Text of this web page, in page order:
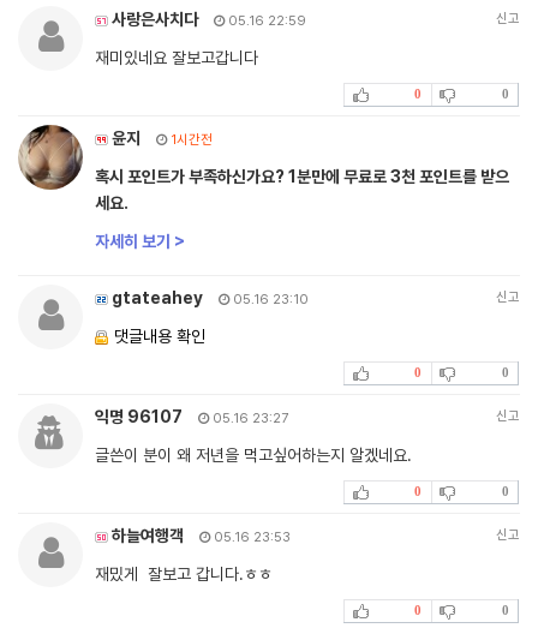
사랑은사치다 05.16 22:59 신고
재미있네요 잘보고갑니다
0 0
윤지 1시간전
혹시 포인트가 부족하신가요? 1분만에 무료로 3천 포인트를 받으
세요.
자세히 보기 >
gtateahey 05.16 23:10 신고
댓글내용 확인
0 0
익명 96107 05.16 23:27 신고
글쓴이 분이 왜 저년을 먹고싶어하는지 알겠네요.
0 0
하늘여행객 05.16 23:53 신고
재밌게 잘보고 갑니다.ㅎㅎ
0 0